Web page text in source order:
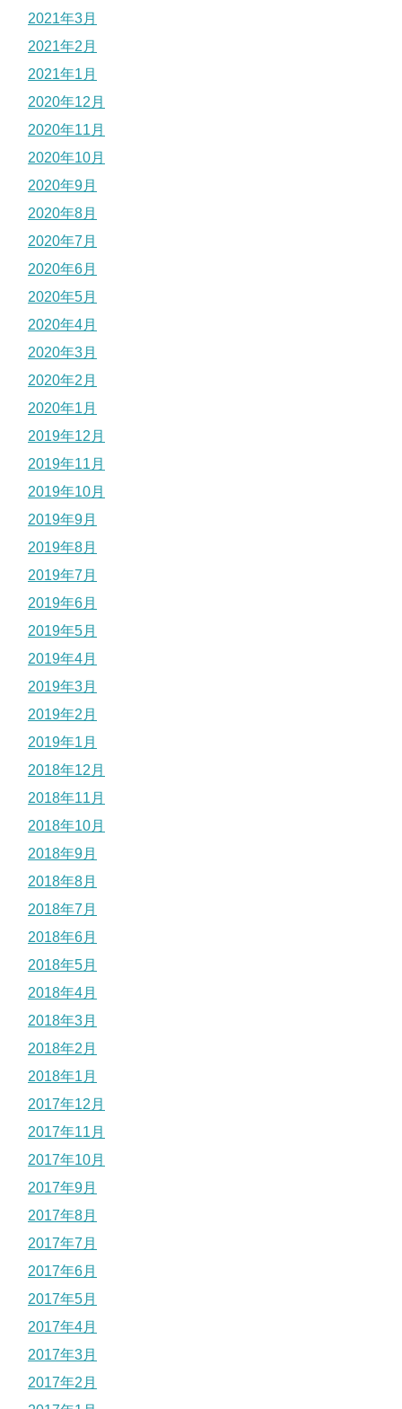
2021年3月
2021年2月
2021年1月
2020年12月
2020年11月
2020年10月
2020年9月
2020年8月
2020年7月
2020年6月
2020年5月
2020年4月
2020年3月
2020年2月
2020年1月
2019年12月
2019年11月
2019年10月
2019年9月
2019年8月
2019年7月
2019年6月
2019年5月
2019年4月
2019年3月
2019年2月
2019年1月
2018年12月
2018年11月
2018年10月
2018年9月
2018年8月
2018年7月
2018年6月
2018年5月
2018年4月
2018年3月
2018年2月
2018年1月
2017年12月
2017年11月
2017年10月
2017年9月
2017年8月
2017年7月
2017年6月
2017年5月
2017年4月
2017年3月
2017年2月